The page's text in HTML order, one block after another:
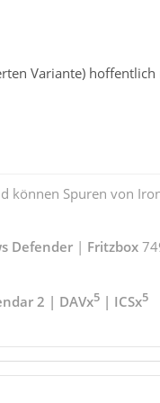
Variante)
können Spuren von
Defender| Fritzbox
2 | DAVx5| ICSx5